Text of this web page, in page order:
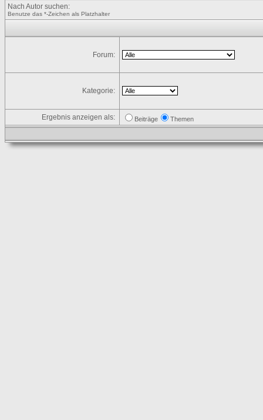
Nach Autor suchen:
Benutze das *-Zeichen als Platzhalter
Forum:
Kategorie:
Ergebnis anzeigen als: Beiträge Themen